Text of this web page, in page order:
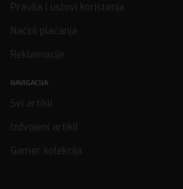
Pravila i uslovi korištenja
Načini plaćanja
Reklamacije
NAVIGACIJA
Svi artikli
Izdvojeni artikli
Gamer kolekcija